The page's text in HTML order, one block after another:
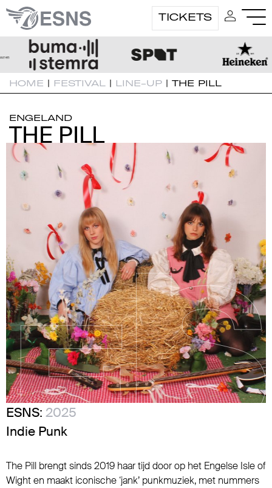
TICKETS
HOME | FESTIVAL | LINE-UP | THE PILL
ENGELAND
THE PILL
THE PILL
ESNS: 2025
Indie Punk
The Pill brengt sinds 2019 haar tijd door op het Engelse Isle of
Wight en maakt iconische ‘jank’ punkmuziek, met nummers